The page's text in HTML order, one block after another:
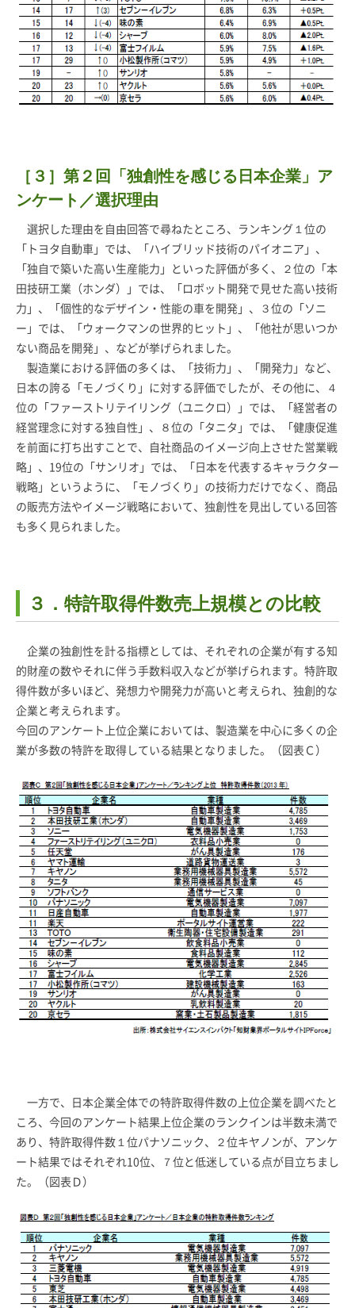
［３］第２回「独創性を感じる日本企業」ア
ンケート／選択理由
選択した理由を自由回答で尋ねたところ、ランキング１位の
「トヨタ自動車」では、「ハイブリッド技術のパイオニア」、
「独自で築いた高い生産能力」といった評価が多く、２位の「本
田技研工業（ホンダ）」では、「ロボット開発で見せた高い技術
力」、「個性的なデザイン・性能の車を開発」、３位の「ソニ
ー」では、「ウォークマンの世界的ヒット」、「他社が思いつか
ない商品を開発」、などが挙げられました。
製造業における評価の多くは、「技術力」、「開発力」など、
日本の誇る「モノづくり」に対する評価でしたが、その他に、４
位の「ファーストリテイリング（ユニクロ）」では、「経営者の
経営理念に対する独自性」、８位の「タニタ」では、「健康促進
を前面に打ち出すことで、自社商品のイメージ向上させた営業戦
略」、19位の「サンリオ」では、「日本を代表するキャラクター
戦略」というように、「モノづくり」の技術力だけでなく、商品
の販売方法やイメージ戦略において、独創性を見出している回答
も多く見られました。
３．特許取得件数売上規模との比較
企業の独創性を計る指標としては、それぞれの企業が有する知
的財産の数やそれに伴う手数料収入などが挙げられます。特許取
得件数が多いほど、発想力や開発力が高いと考えられ、独創的な
企業と考えられます。
今回のアンケート上位企業においては、製造業を中心に多くの企
業が多数の特許を取得している結果となりました。（図表Ｃ）
一方で、日本企業全体での特許取得件数の上位企業を調べたと
ころ、今回のアンケート結果上位企業のランクインは半数未満で
あり、特許取得件数１位パナソニック、２位キヤノンが、アンケ
ート結果ではそれぞれ10位、７位と低迷している点が目立ちまし
た。（図表Ｄ）